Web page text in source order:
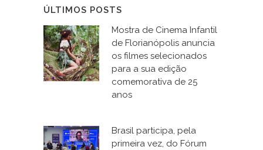
ÚLTIMOS POSTS
Mostra de Cinema Infantil
de Florianópolis anuncia
os filmes selecionados
para a sua edição
comemorativa de 25
anos
Brasil participa, pela
primeira vez, do Fórum